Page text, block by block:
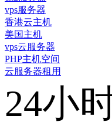
vps服务器
香港云主机
美国主机
vps云服务器
PHP主机空间
云服务器租用
24小